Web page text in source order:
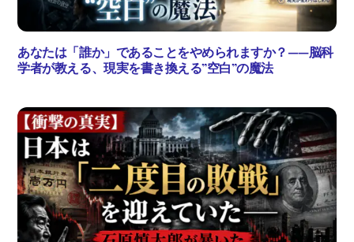
あなたは「誰か」であることをやめられますか？——脳科
学者が教える、現実を書き換える”空白”の魔法